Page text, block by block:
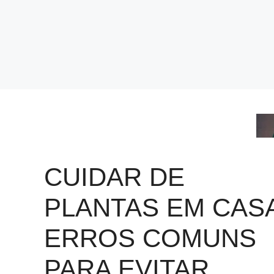
CUIDAR DE
PLANTAS EM
ERROS COMUNS